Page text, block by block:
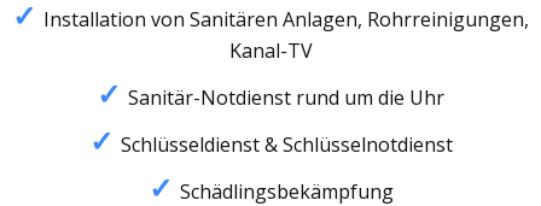
Installation von Sanitären Anlagen, Rohrreinigungen,
Kanal-TV
Sanitär-Notdienst rund um die Uhr
Schlüsseldienst & Schlüsselnotdienst
Schädlingsbekämpfung